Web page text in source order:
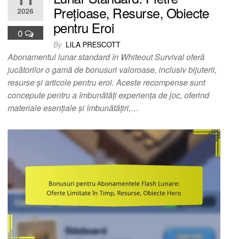
2026
0
Prețioase, Resurse, Obiecte
pentru Eroi
By LILA PRESCOTT
Abonamentul lunar standard în Whiteout Survival oferă
jucătorilor o gamă de bonusuri valoroase, inclusiv bijuterii,
resurse și articole pentru eroi. Aceste recompense sunt
concepute pentru a îmbunătăți experiența de joc, oferind
materiale esențiale și îmbunătățiri,…